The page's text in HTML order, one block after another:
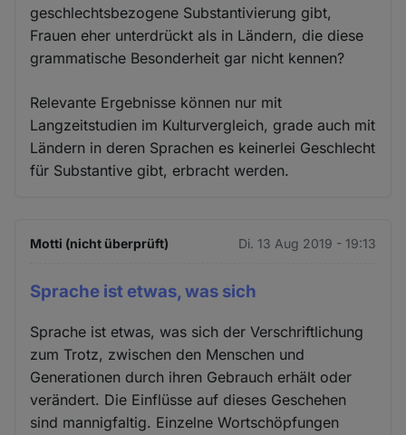
geschlechtsbezogene Substantivierung gibt,
Frauen eher unterdrückt als in Ländern, die diese
grammatische Besonderheit gar nicht kennen?
Relevante Ergebnisse können nur mit
Langzeitstudien im Kulturvergleich, grade auch mit
Ländern in deren Sprachen es keinerlei Geschlecht
für Substantive gibt, erbracht werden.
Motti (nicht überprüft) Di. 13 Aug 2019 - 19:13
Sprache ist etwas, was sich
Sprache ist etwas, was sich der Verschriftlichung
zum Trotz, zwischen den Menschen und
Generationen durch ihren Gebrauch erhält oder
verändert. Die Einflüsse auf dieses Geschehen
sind mannigfaltig. Einzelne Wortschöpfungen